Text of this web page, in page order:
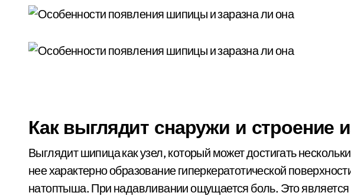
Как выглядит снаружи и строение
Выглядит шипица как узел, который может достигать
нее характерно образование гиперкератотической
натоптыша. При надавливании ощущается боль. Это